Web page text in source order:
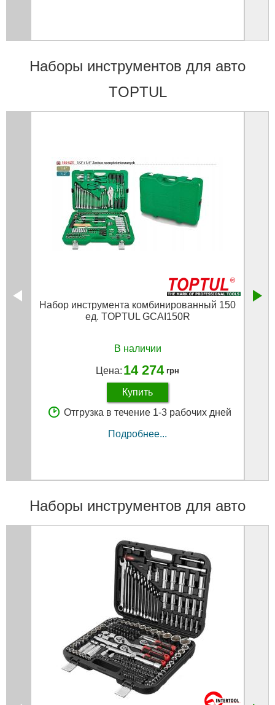
Наборы инструментов для авто
TOPTUL
Набор инструмента комбинированный 150
ед. TOPTUL GCAI150R
В наличии
Цена: 14 274 грн
Купить
Отгрузка в течение 1-3 рабочих дней
Подробнее...
Наборы инструментов для авто